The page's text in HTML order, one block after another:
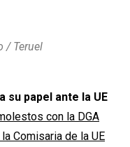
/ Teruel
su papel ante la UE
con la DGA
Comisaria de la UE